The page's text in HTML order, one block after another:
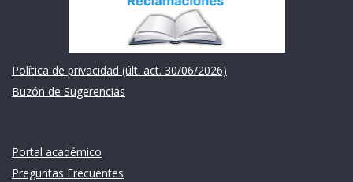
Política de privacidad (últ. act. 30/06/2026)
Buzón de Sugerencias
Portal académico
Preguntas Frecuentes